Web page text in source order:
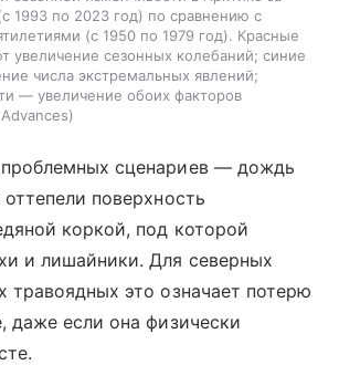
1993 по 2023 год) по сравнению с
(с 1950 по 1979 год). Красные
увеличение сезонных колебаний; синие
числа экстремальных явлений;
— увеличение обоих факторов
сценариев — дождь
поверхность
коркой, под которой
и лишайники. Для северных
травоядных это означает потерю
даже если она физически